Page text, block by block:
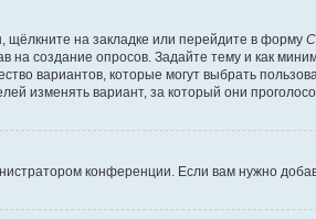
на закладке или перейдите в форму
создание опросов. Задайте тему и как
вариантов, которые могут выбрать
изменять вариант, за который они
конференции. Если вам нужно